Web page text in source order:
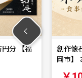
創作懐石 和庵 食事券 3